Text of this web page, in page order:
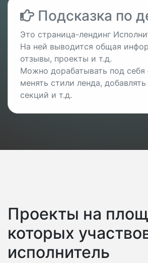
Подсказка по
Это страница-лендинг
На ней выводится общая
отзывы, проекты и т.д.
Можно дорабатывать под себя
менять стили ленда,
секций и т.д.
Проекты на
которых
исполнитель